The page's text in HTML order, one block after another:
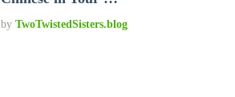
byTwoTwistedSisters.blog